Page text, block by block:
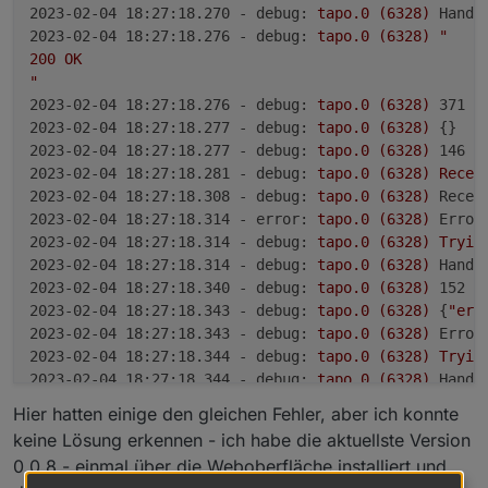
2023-02-04 18:27:18.270 - debug:
tapo.0 (6328)
2023-02-04 18:27:18.276 - debug:
tapo.0 (6328)
"
200 OK
"
2023-02-04 18:27:18.276 - debug:
tapo.0 (6328)
371
2023-02-04 18:27:18.277 - debug:
tapo.0 (6328)
2023-02-04 18:27:18.277 - debug:
tapo.0 (6328)
146
2023-02-04 18:27:18.281 - debug:
tapo.0 (6328)
2023-02-04 18:27:18.308 - debug:
tapo.0 (6328)
2023-02-04 18:27:18.314 - error:
tapo.0 (6328)
Error
2023-02-04 18:27:18.314 - debug:
tapo.0 (6328)
2023-02-04 18:27:18.314 - debug:
tapo.0 (6328)
2023-02-04 18:27:18.340 - debug:
tapo.0 (6328)
152
2023-02-04 18:27:18.343 - debug:
tapo.0 (6328) {
2023-02-04 18:27:18.343 - debug:
tapo.0 (6328)
Error
2023-02-04 18:27:18.344 - debug:
tapo.0 (6328)
2023-02-04 18:27:18.344 - debug:
tapo.0 (6328)
2023-02-04 18:27:18.370 - debug: tapo.0 (6328)
"
200 OK
"
Hier hatten einige den gleichen Fehler, aber ich konnte
keine Lösung erkennen - ich habe die aktuellste Version
0.0.8 - einmal über die Weboberfläche installiert und